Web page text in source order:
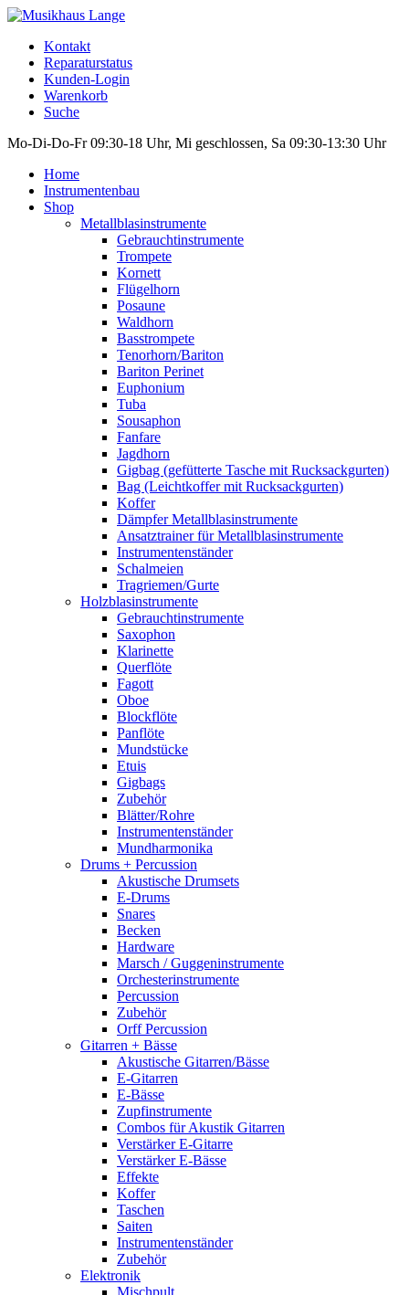
Kontakt
Reparaturstatus
Kunden-Login
Warenkorb
Suche
Mo-Di-Do-Fr 09:30-18 Uhr, Mi geschlossen, Sa 09:30-13:30 Uhr
Home
Instrumentenbau
Shop
Metallblasinstrumente
Gebrauchtinstrumente
Trompete
Kornett
Flügelhorn
Posaune
Waldhorn
Basstrompete
Tenorhorn/Bariton
Bariton Perinet
Euphonium
Tuba
Sousaphon
Fanfare
Jagdhorn
Gigbag (gefütterte Tasche mit Rucksackgurten)
Bag (Leichtkoffer mit Rucksackgurten)
Koffer
Dämpfer Metallblasinstrumente
Ansatztrainer für Metallblasinstrumente
Instrumentenständer
Schalmeien
Tragriemen/Gurte
Holzblasinstrumente
Gebrauchtinstrumente
Saxophon
Klarinette
Querflöte
Fagott
Oboe
Blockflöte
Panflöte
Mundstücke
Etuis
Gigbags
Zubehör
Blätter/Rohre
Instrumentenständer
Mundharmonika
Drums + Percussion
Akustische Drumsets
E-Drums
Snares
Becken
Hardware
Marsch / Guggeninstrumente
Orchesterinstrumente
Percussion
Zubehör
Orff Percussion
Gitarren + Bässe
Akustische Gitarren/Bässe
E-Gitarren
E-Bässe
Zupfinstrumente
Combos für Akustik Gitarren
Verstärker E-Gitarre
Verstärker E-Bässe
Effekte
Koffer
Taschen
Saiten
Instrumentenständer
Zubehör
Elektronik
Mischpult